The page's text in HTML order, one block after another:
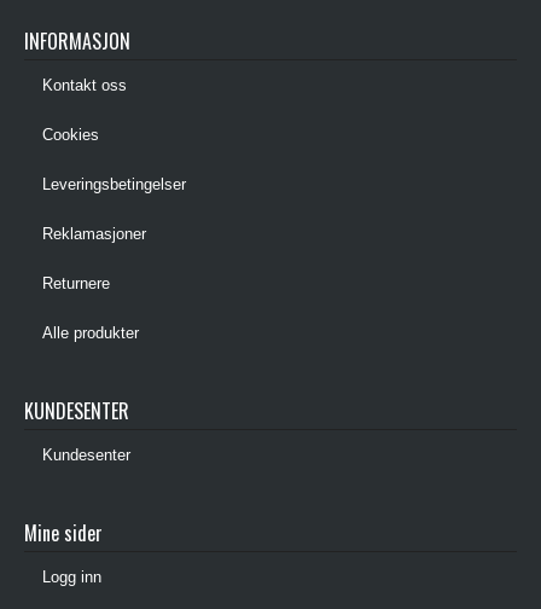
INFORMASJON
Kontakt oss
Cookies
Leveringsbetingelser
Reklamasjoner
Returnere
Alle produkter
KUNDESENTER
Kundesenter
Mine sider
Logg inn